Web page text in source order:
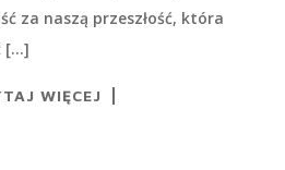
za naszą przeszłość, która
[…]
WIĘCEJ